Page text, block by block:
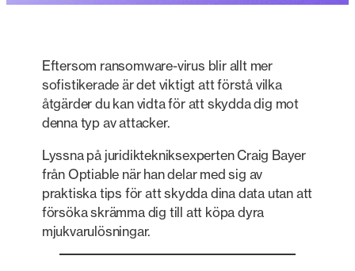
Eftersom ransomware-virus blir allt mer
sofistikerade är det viktigt att förstå vilka
åtgärder du kan vidta för att skydda dig mot
denna typ av attacker.
Lyssna på juridiktekniksexperten Craig Bayer
från Optiable när han delar med sig av
praktiska tips för att skydda dina data utan att
försöka skrämma dig till att köpa dyra
mjukvarulösningar.